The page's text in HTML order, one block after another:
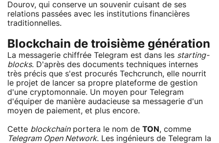
Dourov, qui conserve un souvenir cuisant de ses
relations passées avec les institutions financières
traditionnelles.
Blockchain de troisième génération
La messagerie chiffrée Telegram est dans les starting-
blocks. D'après des documents techniques internes
très précis que s'est procurés Techcrunch, elle nourrit
le projet de lancer sa propre plateforme de gestion
d'une cryptomonnaie. Un moyen pour Telegram
d'équiper de manière audacieuse sa messagerie d'un
moyen de paiement, et plus encore.
Cette blockchainportera le nom de TON , comme
Telegram Open Network. Les ingénieurs de Telegram la